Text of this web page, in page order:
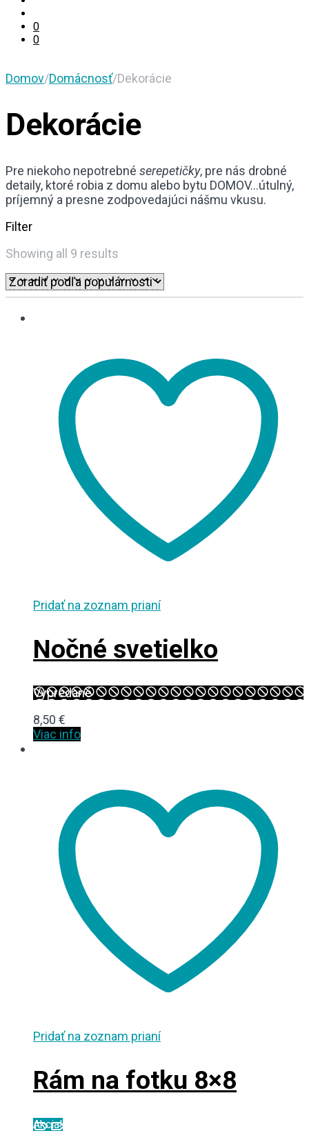
0
0
Domov/Domácnosť/Dekorácie
Dekorácie
Pre niekoho nepotrebné serepetičky, pre nás drobné
detaily, ktoré robia z domu alebo bytu DOMOV…útulný,
príjemný a presne zodpovedajúci nášmu vkusu.
Filter
Showing all 9 results
popularity
Pridať na zoznam prianí
Nočné svetielko
Vypredané
8,50 €
Viac info
Pridať na zoznam prianí
Rám na fotku 8×8
Akcia!